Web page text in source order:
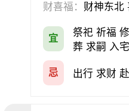
财喜福： 财神东北
宜
祭祀 祈福
葬 求嗣 入
忌 出行 求财